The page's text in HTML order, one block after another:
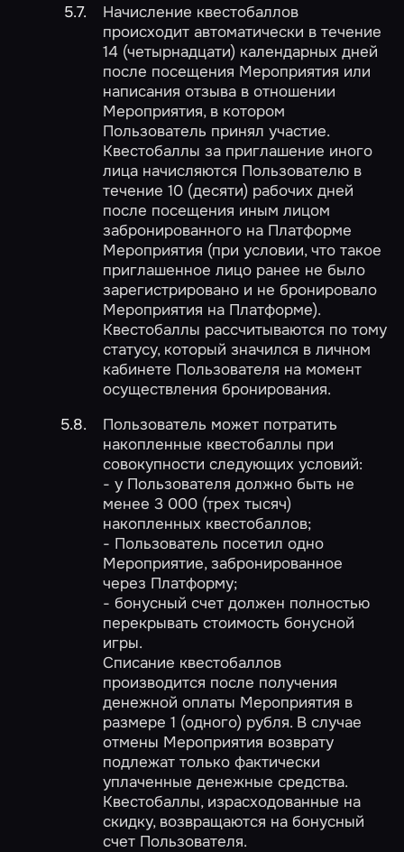
Начисление квестобаллов
происходит автоматически в течение
14 (четырнадцати) календарных дней
после посещения Мероприятия или
написания отзыва в отношении
Мероприятия, в котором
Пользователь принял участие.
Квестобаллы за приглашение иного
лица начисляются Пользователю в
течение 10 (десяти) рабочих дней
после посещения иным лицом
забронированного на Платформе
Мероприятия (при условии, что такое
приглашенное лицо ранее не было
зарегистрировано и не бронировало
Мероприятия на Платформе).
Квестобаллы рассчитываются по тому
статусу, который значился в личном
кабинете Пользователя на момент
осуществления бронирования.
Пользователь может потратить
накопленные квестобаллы при
совокупности следующих условий:
- у Пользователя должно быть не
менее 3 000 (трех тысяч)
накопленных квестобаллов;
- Пользователь посетил одно
Мероприятие, забронированное
через Платформу;
- бонусный счет должен полностью
перекрывать стоимость бонусной
игры.
Списание квестобаллов
производится после получения
денежной оплаты Мероприятия в
размере 1 (одного) рубля. В случае
отмены Мероприятия возврату
подлежат только фактически
уплаченные денежные средства.
Квестобаллы, израсходованные на
скидку, возвращаются на бонусный
счет Пользователя.